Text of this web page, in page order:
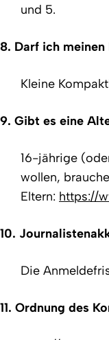
und 5.
8. Darf ich
Kleine
9. Gibt es eine
16-jährige
wollen,
Eltern: https://
10.
Die
11. Ordnung des